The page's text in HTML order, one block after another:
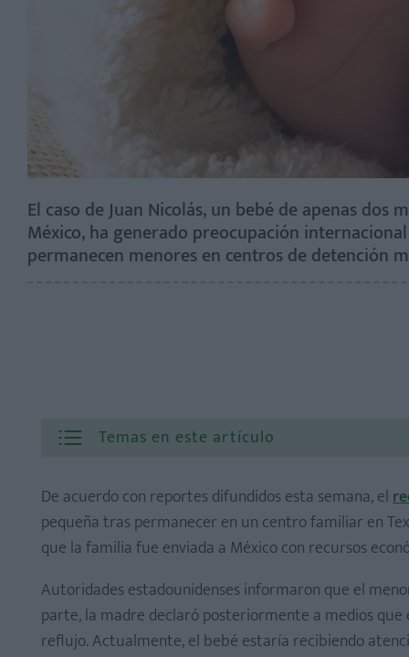
El caso de Juan Nicolás, un bebé de apenas
México, ha generado preocupación
permanecen menores en centros de detención
Temas en este artículo
De acuerdo con reportes difundidos esta semana, el
pequeña tras permanecer en un centro familiar en
que la familia fue enviada a México con recursos
Autoridades estadounidenses informaron que el
parte, la madre declaró posteriormente a medios
reflujo. Actualmente, el bebé estaría recibiendo